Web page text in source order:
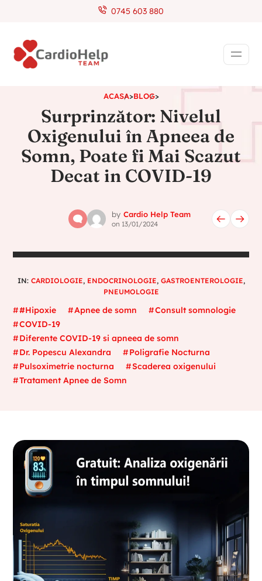
0745 603 880
ACASA>BLOG>
Surprinzător: Nivelul
Oxigenului în Apneea de
Somn, Poate fi Mai Scazut
Decat in COVID-19
by Cardio Help Team
on 13/01/2024
IN: CARDIOLOGIE, ENDOCRINOLOGIE, GASTROENTEROLOGIE,
PNEUMOLOGIE
#Hipoxie Apnee de somn
Consult somnologie
COVID-19
Diferente COVID-19 si apneea de somn
Dr. Popescu Alexandra
Poligrafie Nocturna
Pulsoximetrie nocturna
Scaderea oxigenului
Tratament Apnee de Somn